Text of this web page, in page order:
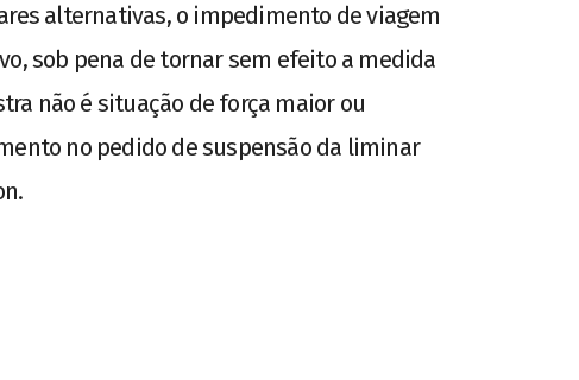
alternativas, o impedimento de viagem
sob pena de tornar sem efeito a medida
não é situação de força maior ou
no pedido de suspensão da liminar